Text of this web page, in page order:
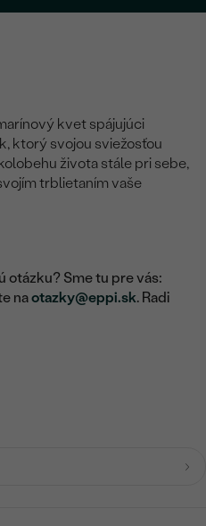
kvet spájujúci
ktorý svojou sviežosťou
života stále pri sebe,
trblietaním vaše
otázku? Sme tu pre vás:
naotazky@eppi.sk. Radi